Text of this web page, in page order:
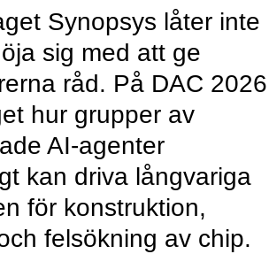
Synopsys låter inte
sig med att ge
råd. På DAC 2026
hur grupper av
AI-agenter
kan driva långvariga
för konstruktion,
felsökning av chip.